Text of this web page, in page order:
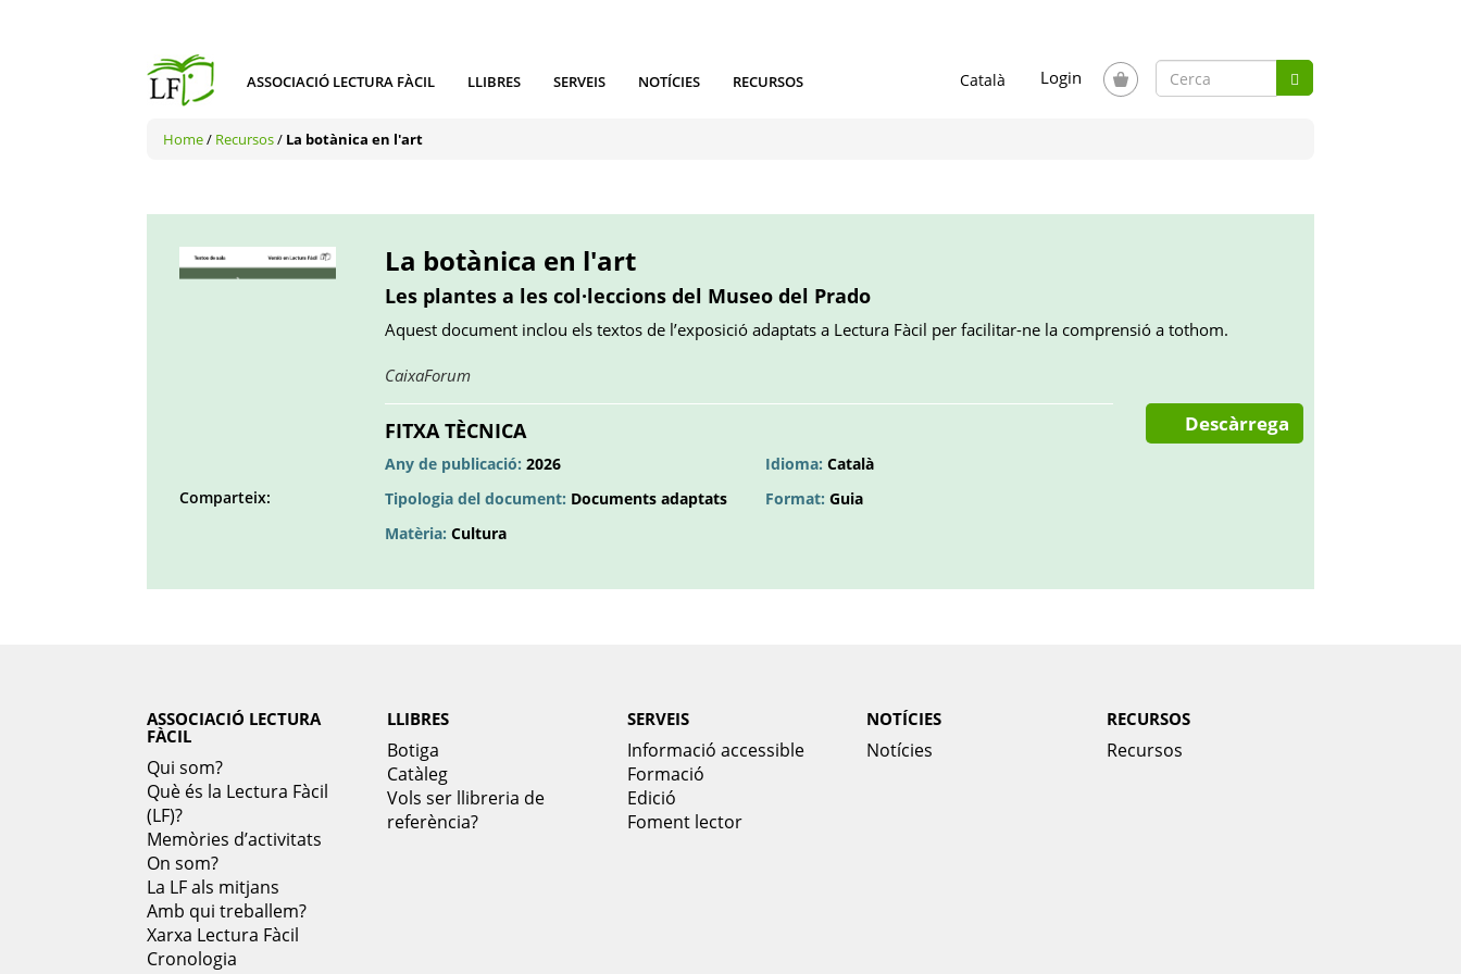
ASSOCIACIÓ LECTURA FÀCIL LLIBRES SERVEIS NOTÍCIES RECURSOS Login
FormulariCerca
Home/ Recursos/ La botànica en l'art
Comparteix:
Whatsapp
La botànica en l'art
Les plantes a les col·leccions del Museo del Prado
Aquest document inclou els textos de l’exposició adaptats a Lectura Fàcil per facilitar-ne la comprensió a tothom.
CaixaForumObre
en
una
nova
FITXA TÈCNICA
Any de publicació: 2026
Tipologia del document: Documents adaptats
Matèria: Cultura
Idioma: Català
Format: Guia
Descàrrega
ASSOCIACIÓ LECTURA
FÀCIL
Qui som?
Què és la Lectura Fàcil
(LF)?
Memòries d’activitats
On som?
La LF als mitjans
Amb qui treballem?
Xarxa Lectura Fàcil
Cronologia
LLIBRES
Botiga
Catàleg
Vols ser llibreria de
referència?
SERVEIS
Informació accessible
Formació
Edició
Foment lector
NOTÍCIES
Notícies
RECURSOS
Recursos